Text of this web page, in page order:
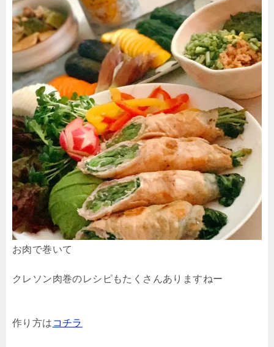
お肉で巻いて
クレソン肉巻のレシピもたくさんありますねー
作り方は コチラ